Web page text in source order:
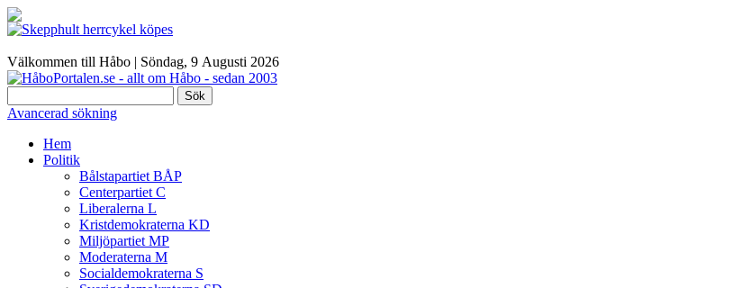
Välkommen till Håbo | Söndag, 9 Αugusti 2026
Sök
Avancerad sökning
Hem
Politik
Bålstapartiet BÅP
Centerpartiet C
Liberalerna L
Kristdemokraterna KD
Miljöpartiet MP
Moderaterna M
Socialdemokraterna S